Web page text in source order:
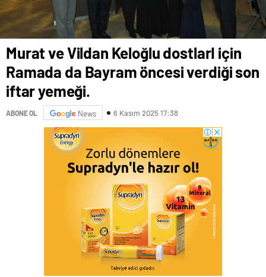
Murat ve Vildan Keloğlu dostlarI için
Ramada da Bayram öncesi verdiği son
iftar yemeği.
ABONE OL News 6 Kasım 2025 17:38